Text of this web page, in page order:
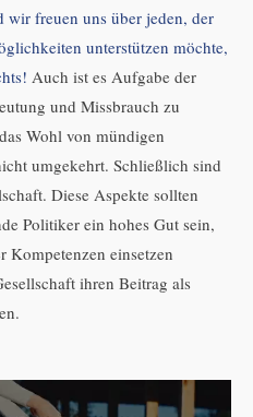
freuen uns über jeden, der
unterstützen möchte,
Auch ist es Aufgabe der
und Missbrauch zu
Wohl von mündigen
umgekehrt. Schließlich sind
Diese Aspekte sollten
Politiker ein hohes Gut sein,
Kompetenzen einsetzen
ihren Beitrag als